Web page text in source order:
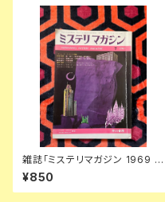
雑誌「ミステリマガジン 1969 7
月号 No.159 ショートショート
特集号」表紙・イラスト:真鍋博
楢喜八 星新一 塚本邦雄 小松左
¥850